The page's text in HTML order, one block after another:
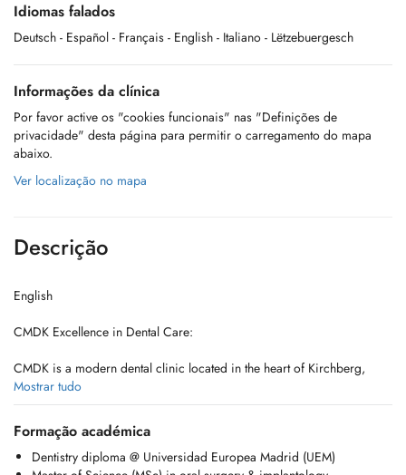
Idiomas falados
Deutsch - Español - Français - English - Italiano - Lëtzebuergesch
Informações da clínica
Por favor active os "cookies funcionais" nas "Definições de
privacidade" desta página para permitir o carregamento do mapa
abaixo.
Ver localização no mapa
Descrição
English
CMDK Excellence in Dental Care:
CMDK is a modern dental clinic located in the heart of Kirchberg,
Luxembourg, combining advanced dentistry with personalized patient
care. Our highly qualified team works with precision, empathy, and
state-of-the-art technology.
We provide a full range of dental services, from preventive care to
Mostrar tudo
Formação académica
Dentistry diploma @ Universidad Europea Madrid (UEM)